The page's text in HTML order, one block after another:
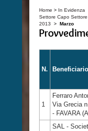
Home > In Evidenza
Settore Capo
2013
>Marzo
N.
1
Ferraro
Via Grecia
- FAVARA
SAL -